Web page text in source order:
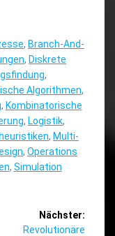
, Branch-And-
, Diskrete
,
Algorithmen,
, Kombinatorische
, Logistik,
, Multi-
, Operations
, Simulation
Nächster:
Nächster
Revolutionäre